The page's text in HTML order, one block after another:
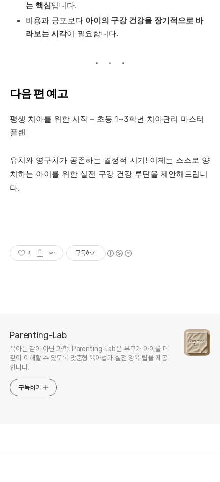
는 핵심입니다.
비용과 공포보다 아이의 구강 건강을 장기적으로 바
라보는 시각이 필요합니다.
다음 편 예고
평생 치아를 위한 시작 – 초등 1~3학년 치아관리 마스터
플랜
유치와 영구치가 공존하는 결정적 시기! 이제는 스스로 양
치하는 아이를 위한 실전 구강 건강 루틴을 제안해드립니
다.
2 구독하기
Parenting-Lab
육아는 감이 아닌 과학! Parenting-Lab은 부모가 아이를 더
깊이 이해할 수 있도록 맞춤형 육아법과 실전 양육 팁을 제공
합니다.
구독하기